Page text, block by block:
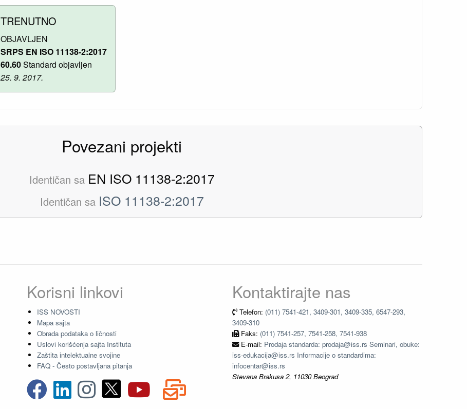
TRENUTNO
OBJAVLJEN
SRPS EN ISO 11138-2:2017
60.60Standard objavljen
25. 9. 2017.
Povezani projekti
Identičan sa EN ISO 11138-2:2017
Identičan sa ISO 11138-2:2017
Korisni linkovi
ISS NOVOSTI
Mapa sajta
Obrada podataka o ličnosti
Uslovi korišćenja sajta Instituta
Zaštita intelektualne svojine
FAQ - Često postavljana pitanja
Kontaktirajte nas
Telefon: (011) 7541-421, 3409-301, 3409-335, 6547-293,
3409-310
Faks: (011) 7541-257, 7541-258, 7541-938
E-mail: Prodaja standarda: prodaja@iss.rs Seminari, obuke:
iss-edukacija@iss.rs Informacije o standardima:
infocentar@iss.rs
Stevana Brakusa 2, 11030 Beograd